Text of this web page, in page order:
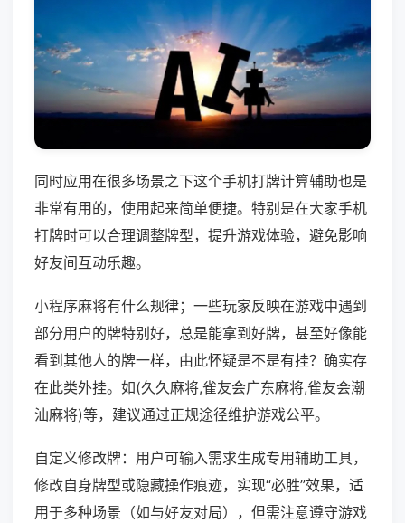
同时应用在很多场景之下这个手机打牌计算辅助也是
非常有用的，使用起来简单便捷。特别是在大家手机
打牌时可以合理调整牌型，提升游戏体验，避免影响
好友间互动乐趣。
小程序麻将有什么规律；一些玩家反映在游戏中遇到
部分用户的牌特别好，总是能拿到好牌，甚至好像能
看到其他人的牌一样，由此怀疑是不是有挂？确实存
在此类外挂。如(久久麻将,雀友会广东麻将,雀友会潮
汕麻将)等，建议通过正规途径维护游戏公平。
自定义修改牌：用户可输入需求生成专用辅助工具，
修改自身牌型或隐藏操作痕迹，实现“必胜”效果，适
用于多种场景（如与好友对局），但需注意遵守游戏